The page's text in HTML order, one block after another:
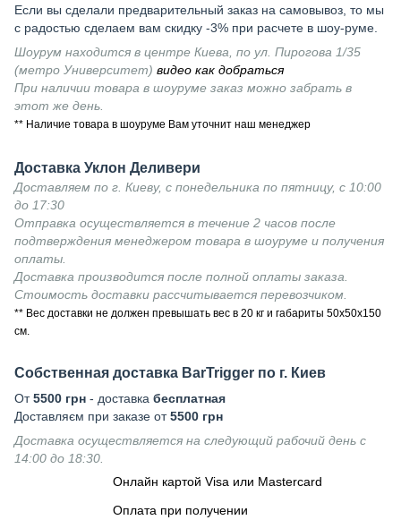
Если вы сделали предварительный заказ на самовывоз, то мы
с радостью сделаем вам скидку -3% при расчете в шоу-руме.
Шоурум находится в центре Киева, по ул. Пирогова 1/35
(метро Университет) видео как добраться
При наличии товара в шоуруме заказ можно забрать в
этот же день.
** Наличие товара в шоуруме Вам уточнит наш менеджер
Доставка Уклон Деливери
Доставляем по г. Киеву, с понедельника по пятницу, с 10:00
до 17:30
Отправка осуществляется в течение 2 часов после
подтверждения менеджером товара в шоуруме и получения
оплаты.
Доставка производится после полной оплаты заказа.
Стоимость доставки рассчитывается перевозчиком.
** Вес доставки не должен превышать вес в 20 кг и габариты 50х50х150
см.
Собственная доставка BarTrigger по г. Киев
От5500 грн - доставка бесплатная
Доставляєм при заказе от5500 грн
Доставка осуществляется на следующий рабочий день с
14:00 до 18:30.
Онлайн картой Visa или Mastercard
Оплата при получении